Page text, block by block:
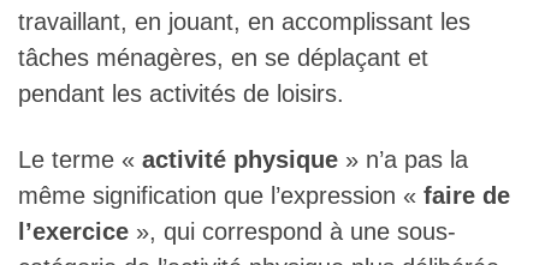
travaillant, en jouant, en accomplissant les
tâches ménagères, en se déplaçant et
pendant les activités de loisirs.
Le terme « activité physique » n’a pas la
même signification que l’expression « faire de
l’exercice », qui correspond à une sous-